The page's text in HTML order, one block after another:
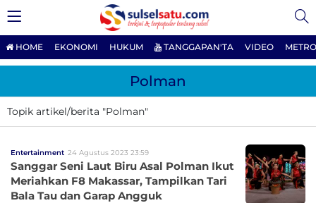
HOME EKONOMI HUKUM TANGGAPAN'TA VIDEO
Polman
Topik artikel/berita "Polman"
Entertainment 24 Agustus 2023 23:59
Sanggar Seni Laut Biru Asal Polman Ikut
Meriahkan F8 Makassar, Tampilkan Tari
Bala Tau dan Garap Angguk